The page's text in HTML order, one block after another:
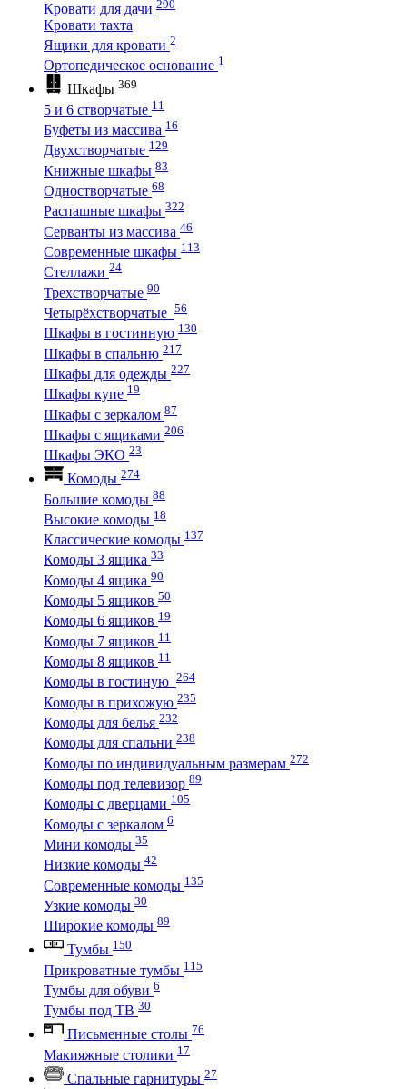
Кровати для дачи 290
Кровати тахта
Ящики для кровати 2
Ортопедическое основание 1
Шкафы 369
5 и 6 створчатые 11
Буфеты из массива 16
Двухстворчатые 129
Книжные шкафы 83
Одностворчатые 68
Распашные шкафы 322
Серванты из массива 46
Современные шкафы 113
Стеллажи 24
Трехстворчатые 90
Четырёхстворчатые 56
Шкафы в гостинную 130
Шкафы в спальню 217
Шкафы для одежды 227
Шкафы купе 19
Шкафы с зеркалом 87
Шкафы с ящиками 206
Шкафы ЭКО 23
Комоды 274
Большие комоды 88
Высокие комоды 18
Классические комоды 137
Комоды 3 ящика 33
Комоды 4 ящика 90
Комоды 5 ящиков 50
Комоды 6 ящиков 19
Комоды 7 ящиков 11
Комоды 8 ящиков 11
Комоды в гостиную 264
Комоды в прихожую 235
Комоды для белья 232
Комоды для спальни 238
Комоды по индивидуальным размерам 272
Комоды под телевизор 89
Комоды с дверцами 105
Комоды с зеркалом 6
Мини комоды 35
Низкие комоды 42
Современные комоды 135
Узкие комоды 30
Широкие комоды 89
Тумбы 150
Прикроватные тумбы 115
Тумбы для обуви 6
Тумбы под ТВ 30
Письменные столы 76
Макияжные столики 17
Спальные гарнитуры 27